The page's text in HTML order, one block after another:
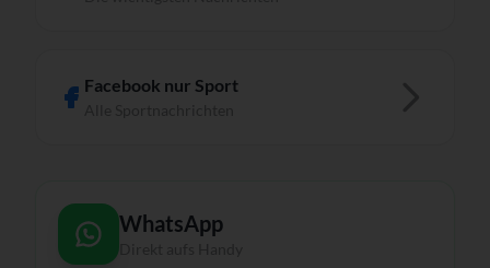
Facebook nur Sport
WhatsApp